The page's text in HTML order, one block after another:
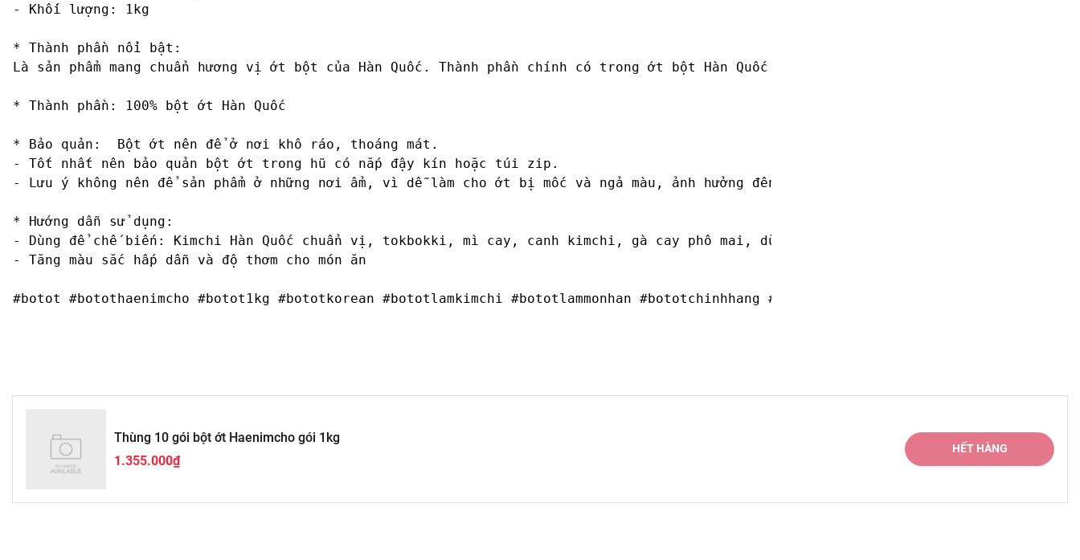
- Khối lượng: 1kg
* Thành phần nổi bật:
Là sản phẩm mang chuẩn hương vị ớt bột của Hàn Quốc. Thành phần chính có trong ớt bột Hàn Quốc Ottogi 500g là 100% bột ớt khô.
* Thành phần: 100% bột ớt Hàn Quốc
* Bảo quản:  Bột ớt nên để ở nơi khô ráo, thoáng mát.
- Tốt nhất nên bảo quản bột ớt trong hũ có nắp đậy kín hoặc túi zip.
- Lưu ý không nên để sản phẩm ở những nơi ẩm, vì dễ làm cho ớt bị mốc và ngả màu, ảnh hưởng đến chất lượng của sản phẩm.
* Hướng dẫn sử dụng:
- Dùng để chế biến: Kimchi Hàn Quốc chuẩn vị, tokbokki, mì cay, canh kimchi, gà cay phô mai, dùng nêm nếm các món xào, canh, lẩu cay
- Tăng màu sắc hấp dẫn và độ thơm cho món ăn
#botot #botothaenimcho #botot1kg #bototkorean #bototlamkimchi #bototlammonhan #bototchinhhang #bototgiareh #goibotot1kg
Thùng 10 gói bột ớt Haenimcho gói 1kg
1.355.000₫
HẾT HÀNG